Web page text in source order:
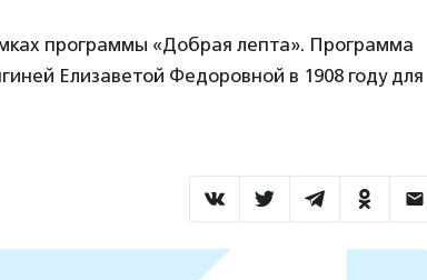
программы «Добрая лепта». Программа
Елизаветой Федоровной в 1908 году для